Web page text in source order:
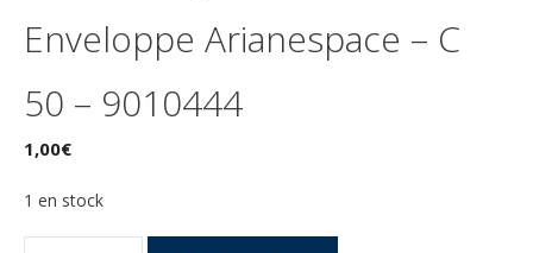
Enveloppe Arianespace – C
50 – 9010444
1,00€
1 en stock